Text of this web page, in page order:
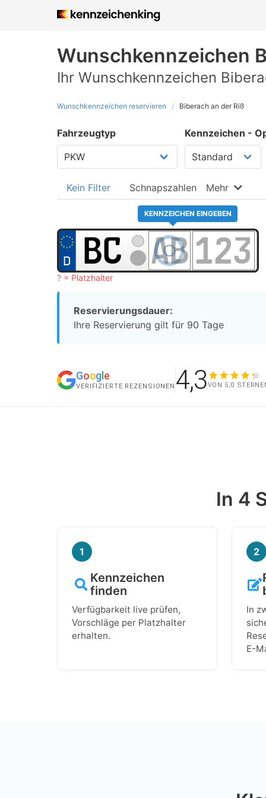
Wunschkennzeichen
Ihr Wunschkennzeichen
Wunschkennzeichen reservieren Biberach an der Riß
Fahrzeugtyp Kennzeichen -
Kein Filter Schnapszahlen Mehr
KENNZEICHEN EINGEBEN
? = Platzhalter
Reservierungsdauer:
Ihre Reservierung gilt für 90 Tage
Goog e
VERIFIZIERTE REZENSIONEN 4,3VON 5,0
In 4
1
Kennzeichen
finden
Verfügbarkeit live prüfen,
Vorschläge per Platzhalter
erhalten.
2
In
E-